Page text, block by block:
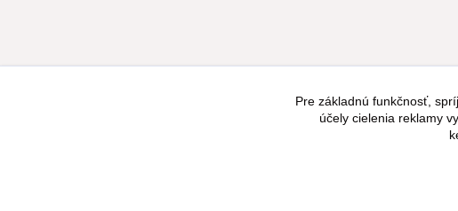
Pre základnú funkčnosť,
účely cielenia reklamy